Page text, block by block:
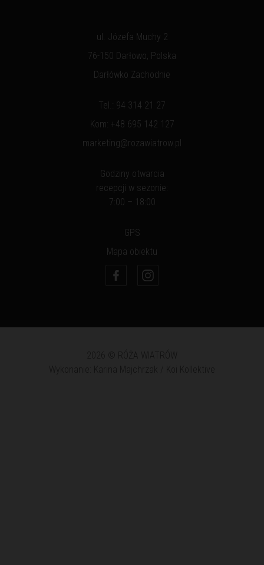
ul. Józefa Muchy 2
76-150 Darłowo, Polska
Darłówko Zachodnie
Tel.: 94 314 21 27
Kom: +48 695 142 127
marketing@rozawiatrow.pl
Godziny otwarcia
recepcji w sezonie:
7:00 – 18:00
GPS
Mapa obiektu